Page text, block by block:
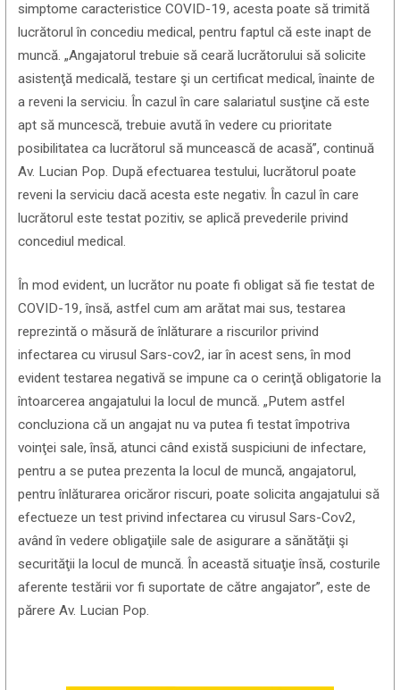
simptome caracteristice COVID-19, acesta poate să trimită
lucrătorul în concediu medical, pentru faptul că este inapt de
muncă. „Angajatorul trebuie să ceară lucrătorului să solicite
asistenţă medicală, testare şi un certificat medical, înainte de
a reveni la serviciu. În cazul în care salariatul susţine că este
apt să muncescă, trebuie avută în vedere cu prioritate
posibilitatea ca lucrătorul să muncească de acasă”, continuă
Av. Lucian Pop. După efectuarea testului, lucrătorul poate
reveni la serviciu dacă acesta este negativ. În cazul în care
lucrătorul este testat pozitiv, se aplică prevederile privind
concediul medical.
În mod evident, un lucrător nu poate fi obligat să fie testat de
COVID-19, însă, astfel cum am arătat mai sus, testarea
reprezintă o măsură de înlăturare a riscurilor privind
infectarea cu virusul Sars-cov2, iar în acest sens, în mod
evident testarea negativă se impune ca o cerinţă obligatorie la
întoarcerea angajatului la locul de muncă. „Putem astfel
concluziona că un angajat nu va putea fi testat împotriva
voinţei sale, însă, atunci când există suspiciuni de infectare,
pentru a se putea prezenta la locul de muncă, angajatorul,
pentru înlăturarea oricăror riscuri, poate solicita angajatului să
efectueze un test privind infectarea cu virusul Sars-Cov2,
având în vedere obligaţiile sale de asigurare a sănătăţii şi
securităţii la locul de muncă. În această situaţie însă, costurile
aferente testării vor fi suportate de către angajator”, este de
părere Av. Lucian Pop.